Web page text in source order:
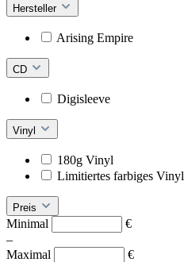
Hersteller
Arising Empire
CD
Digisleeve
Vinyl
180g Vinyl
Limitiertes farbiges Vinyl
Preis
Minimal
€
–
Maximal
€